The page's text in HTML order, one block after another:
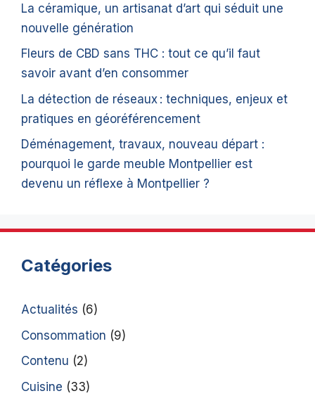
La céramique, un artisanat d’art qui séduit une
nouvelle génération
Fleurs de CBD sans THC : tout ce qu’il faut
savoir avant d’en consommer
La détection de réseaux : techniques, enjeux et
pratiques en géoréférencement
Déménagement, travaux, nouveau départ :
pourquoi le garde meuble Montpellier est
devenu un réflexe à Montpellier ?
Catégories
Actualités (6)
Consommation (9)
Contenu (2)
Cuisine (33)